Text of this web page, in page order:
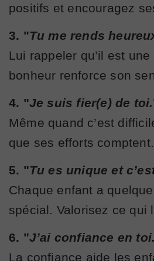
positifs et encouragez
3. "Tu me rends
Lui rappeler qu’il est
bonheur renforce son
4. "Je suis fier(e) de toi.
Même quand c’est
que ses efforts comptent.
5. "Tu es unique et
Chaque enfant a
spécial. Valorisez ce qui
6. "J’ai confiance en toi.
La confiance aide les